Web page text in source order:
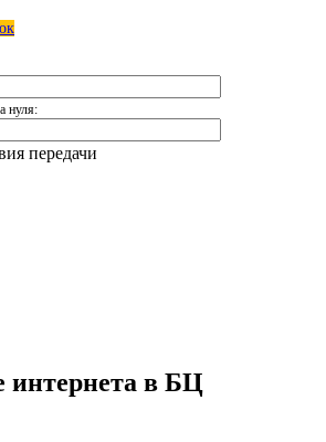
нуля:
передачи
интернета в БЦ